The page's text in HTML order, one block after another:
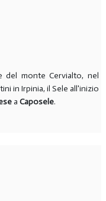
monte Cervialto, nel
in Irpinia, il Sele all'inizio
a Caposele.